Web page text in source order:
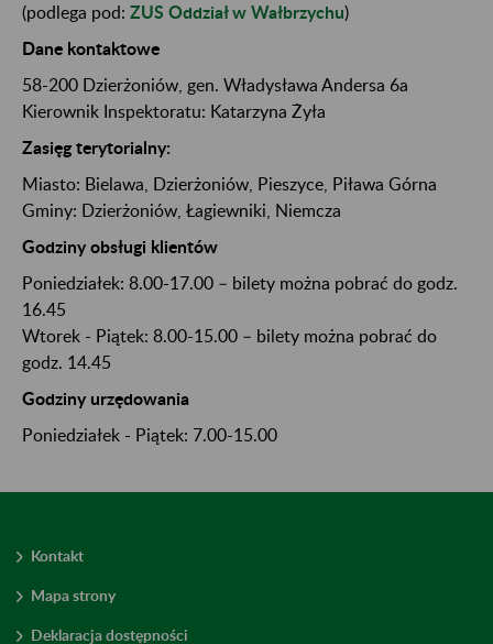
(podlega pod: ZUS Oddział w Wałbrzychu)
Dane kontaktowe
58-200 Dzierżoniów, gen. Władysława Andersa 6a
Kierownik Inspektoratu: Katarzyna Żyła
Zasięg terytorialny:
Miasto: Bielawa , Dzierżoniów , Pieszyce , Piława Górna
Gminy: Dzierżoniów , Łagiewniki , Niemcza
Godziny obsługi klientów
Poniedziałek: 8.00-17.00 – bilety można pobrać do godz.
16.45
Wtorek - Piątek: 8.00-15.00 – bilety można pobrać do
godz. 14.45
Godziny urzędowania
Poniedziałek - Piątek: 7.00-15.00
Kontakt
Mapa strony
Deklaracja dostępności